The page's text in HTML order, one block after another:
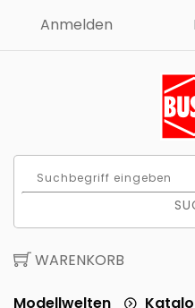
Anmelden
WARENKORB
Modellwelten